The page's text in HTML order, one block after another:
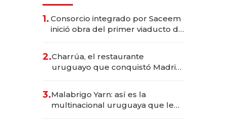
1. Consorcio integrado por Saceem
inició obra del primer viaducto de
millones
2.Charrúa, el restaurante
uruguayo que conquistó Madrid:
anticipación y prepara apertura
3.Malabrigo Yarn: así es la
multinacional uruguaya que le